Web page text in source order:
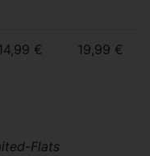
€ 19,99 €
Flats